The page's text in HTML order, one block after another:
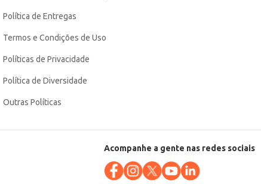
Política de Entregas
Termos e Condições de Uso
Políticas de Privacidade
Política de Diversidade
Outras Políticas
Acompanhe a gente nas redes sociais